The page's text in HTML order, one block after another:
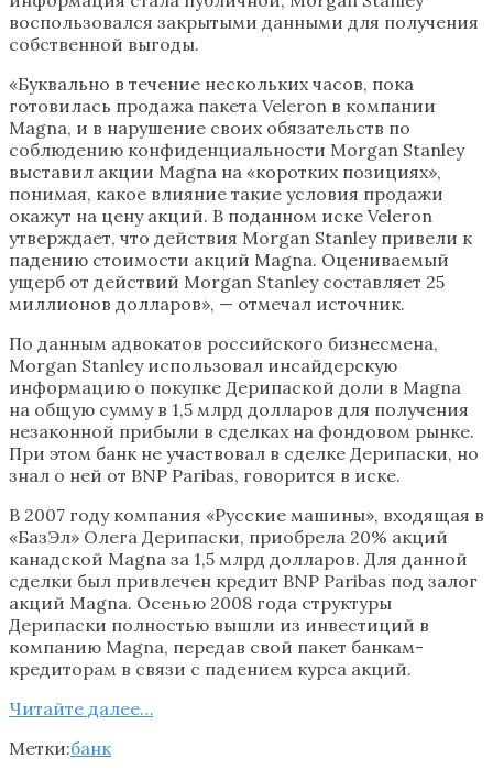
воспользовался закрытыми данными для получения
собственной выгоды.
«Буквально в течение нескольких часов, пока
готовилась продажа пакета Veleron в компании
Magna, и в нарушение своих обязательств по
соблюдению конфиденциальности Morgan Stanley
выставил акции Magna на «коротких позициях»,
понимая, какое влияние такие условия продажи
окажут на цену акций. В поданном иске Veleron
утверждает, что действия Morgan Stanley привели к
падению стоимости акций Magna. Оцениваемый
ущерб от действий Morgan Stanley составляет 25
миллионов долларов», — отмечал источник.
По данным адвокатов российского бизнесмена,
Morgan Stanley использовал инсайдерскую
информацию о покупке Дерипаской доли в Magna
на общую сумму в 1,5 млрд долларов для получения
незаконной прибыли в сделках на фондовом рынке.
При этом банк не участвовал в сделке Дерипаски, но
знал о ней от BNP Paribas, говорится в иске.
В 2007 году компания «Русские машины», входящая в
«БазЭл» Олега Дерипаски, приобрела 20% акций
канадской Magna за 1,5 млрд долларов. Для данной
сделки был привлечен кредит BNP Paribas под залог
акций Magna. Осенью 2008 года структуры
Дерипаски полностью вышли из инвестиций в
компанию Magna, передав свой пакет банкам-
кредиторам в связи с падением курса акций.
Читайте далее…
Метки:банк